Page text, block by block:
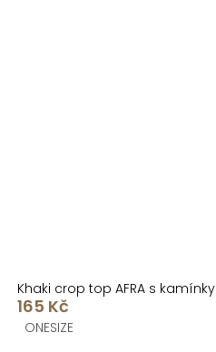
Khaki crop top AFRA s kamínky
165 Kč
ONESIZE